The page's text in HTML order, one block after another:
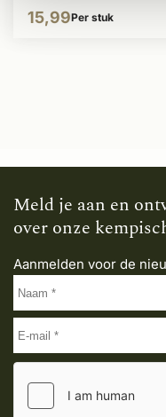
15,99Per stuk
Meld je aan en
over onze
Aanmelden voor de